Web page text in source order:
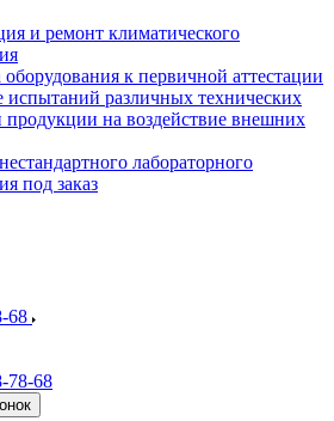
и ремонт климатического
к первичной аттестации
испытаний различных технических
продукции на воздействие внешних
лабораторного
под заказ
68
78-68